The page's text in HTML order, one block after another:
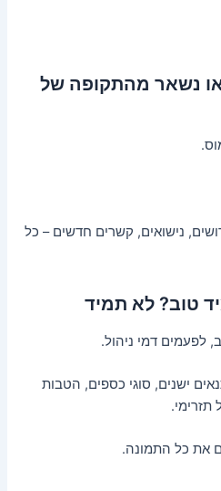
או נשאר מהתקופה של
נישואים, קשרים חדשים – כל
לפעמים דמי ניהול.
ישנים, סוגי כספים, הטבות
תזרימי.
את כל התמונה.